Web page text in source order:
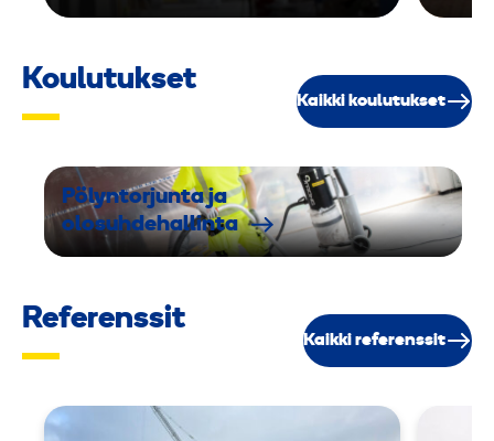
Koulutukset
Kaikki koulutukset
Pölyntorjunta ja
olosuhdehallinta
Referenssit
Kaikki referenssit